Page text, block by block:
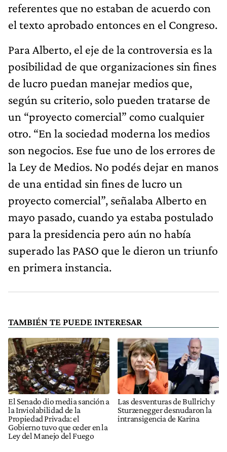
referentes que no estaban de acuerdo con
el texto aprobado entonces en el Congreso.
Para Alberto, el eje de la controversia es la
posibilidad de que organizaciones sin fines
de lucro puedan manejar medios que,
según su criterio, solo pueden tratarse de
un “proyecto comercial” como cualquier
otro. “En la sociedad moderna los medios
son negocios. Ese fue uno de los errores de
la Ley de Medios. No podés dejar en manos
de una entidad sin fines de lucro un
proyecto comercial”, señalaba Alberto en
mayo pasado, cuando ya estaba postulado
para la presidencia pero aún no había
superado las PASO que le dieron un triunfo
en primera instancia.
TAMBIÉN TE PUEDE INTERESAR
El Senado dio media sanción a
la Inviolabilidad de la
Propiedad Privada: el
Gobierno tuvo que ceder en la
Ley del Manejo del Fuego
Las desventuras de Bullrich y
Sturzenegger desnudaron la
intransigencia de Karina